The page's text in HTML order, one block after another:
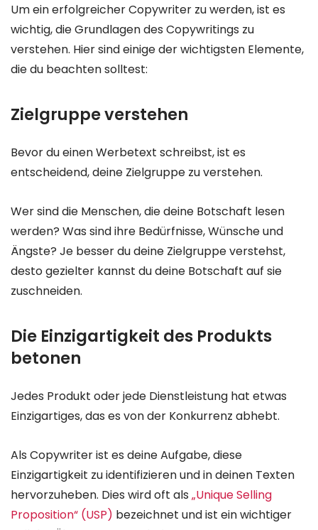
Um ein erfolgreicher Copywriter zu werden, ist es
wichtig, die Grundlagen des Copywritings zu
verstehen. Hier sind einige der wichtigsten Elemente,
die du beachten solltest:
Zielgruppe verstehen
Bevor du einen Werbetext schreibst, ist es
entscheidend, deine Zielgruppe zu verstehen.
Wer sind die Menschen, die deine Botschaft lesen
werden? Was sind ihre Bedürfnisse, Wünsche und
Ängste? Je besser du deine Zielgruppe verstehst,
desto gezielter kannst du deine Botschaft auf sie
zuschneiden.
Die Einzigartigkeit des Produkts
betonen
Jedes Produkt oder jede Dienstleistung hat etwas
Einzigartiges, das es von der Konkurrenz abhebt.
Als Copywriter ist es deine Aufgabe, diese
Einzigartigkeit zu identifizieren und in deinen Texten
hervorzuheben. Dies wird oft als „Unique Selling
Proposition“ (USP) bezeichnet und ist ein wichtiger